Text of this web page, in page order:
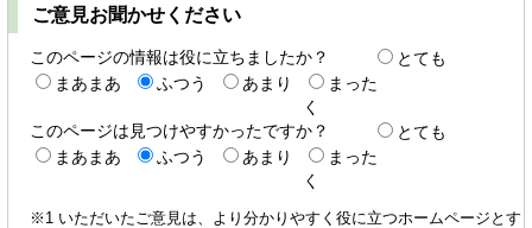
ご意見お聞かせください
このページの情報は役に立ちましたか？
とても
まあまあ
ふつう あまり
まった
く
このページは見つけやすかったですか？
とても
まあまあ
ふつう あまり
まった
く
※1 いただいたご意見は、より分かりやすく役に立つホームページとす